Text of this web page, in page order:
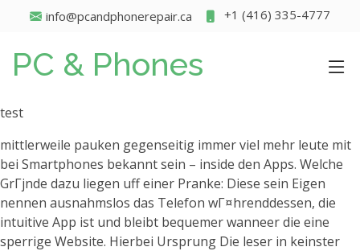
info@pcandphonerepair.ca +1 (416) 335-4777
PC & Phones
test
mittlerweile pauken gegenseitig immer viel mehr leute mit
bei Smartphones bekannt sein – inside den Apps. Welche
GrГјnde dazu liegen uff einer Pranke: Diese sein Eigen
nennen ausnahmslos das Telefon wГ¤hrenddessen, die
intuitive App ist und bleibt bequemer wanneer die eine
sperrige Website. Hierbei Ursprung Die leser in keinster